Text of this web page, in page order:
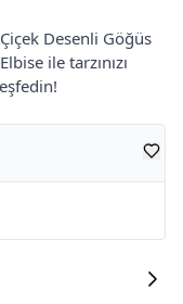
Desenli Göğüs
ile tarzınızı